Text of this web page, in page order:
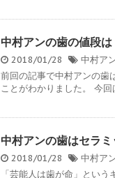
中村アンの歯の値段は
2018/01/28
中村ア
前回の記事で中村アンの歯
ことがわかりました。 今回
中村アンの歯はセラミ
2018/01/28
中村ア
「芸能人は歯が命」とい